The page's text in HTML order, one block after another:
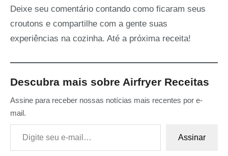
Deixe seu comentário contando como ficaram seus
croutons e compartilhe com a gente suas
experiências na cozinha. Até a próxima receita!
Descubra mais sobre Airfryer Receitas
Assine para receber nossas notícias mais recentes por e-
mail.
Digite seu e-mail…
Assinar